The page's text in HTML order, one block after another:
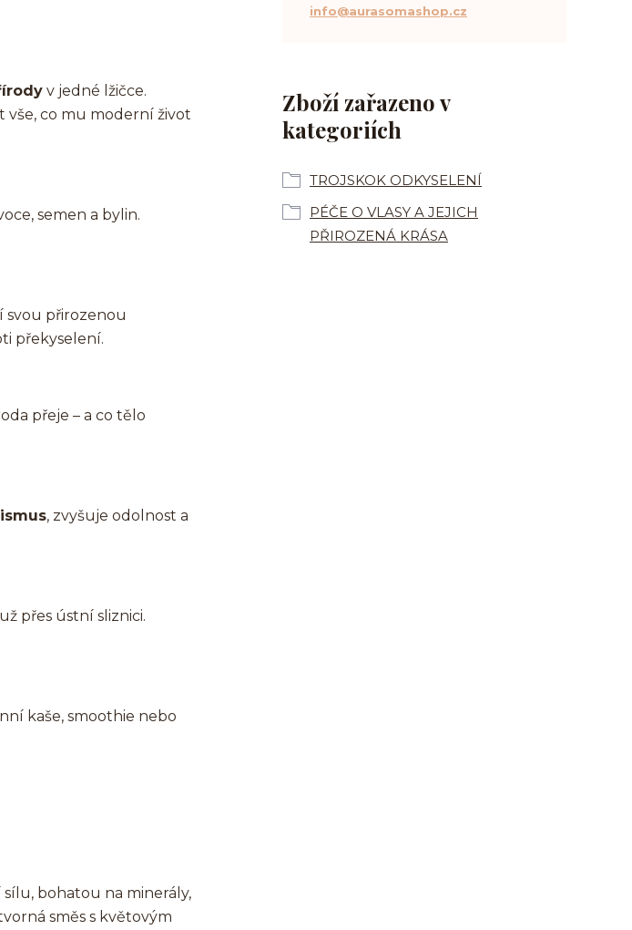
v jedné lžičce.
co mu moderní život
semen a bylin.
svou přirozenou
překyselení.
přeje – a co tělo
, zvyšuje odolnost a
přes ústní sliznici.
kaše, smoothie nebo
bohatou na minerály,
směs s květovým
Zboží zařazeno v
kategoriích
TROJSKOK ODKYSELENÍ
PÉČE O VLASY A JEJICH
PŘIROZENÁ KRÁSA
info@aurasomashop.cz